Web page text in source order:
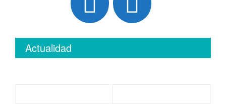
Actualidad